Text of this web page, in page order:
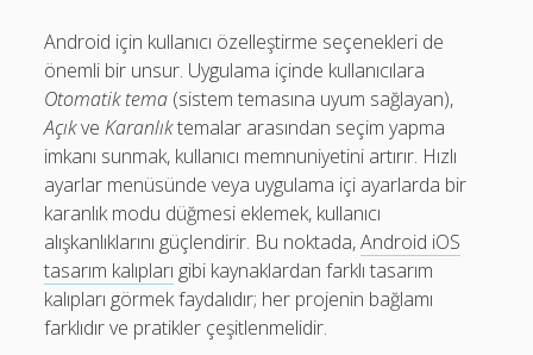
Android için kullanıcı özelleştirme seçenekleri de
önemli bir unsur. Uygulama içinde kullanıcılara
Otomatik tema (sistem temasına uyum sağlayan),
AçıkveKaranlıktemalar arasından seçim yapma
imkanı sunmak, kullanıcı memnuniyetini artırır. Hızlı
ayarlar menüsünde veya uygulama içi ayarlarda bir
karanlık modu düğmesi eklemek, kullanıcı
alışkanlıklarını güçlendirir. Bu noktada,Android iOS
tasarım kalıpları gibi kaynaklardan farklı tasarım
kalıpları görmek faydalıdır; her projenin bağlamı
farklıdır ve pratikler çeşitlenmelidir.